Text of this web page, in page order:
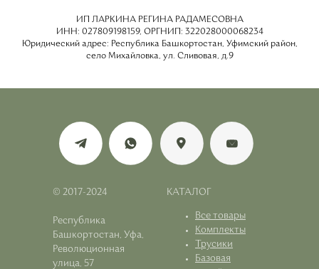
ИП ЛАРКИНА РЕГИНА РАДАМЕСОВНА
ИНН: 027809198159, ОРГНИП: 322028000068234
Юридический адрес: Республика Башкортостан, Уфимский район,
село Михайловка, ул. Сливовая, д.9
© 2017-2024
Республика
Башкортостан, Уфа,
Революционная
улица, 57
КАТАЛОГ
Все товары
Комплекты
Трусики
Базовая